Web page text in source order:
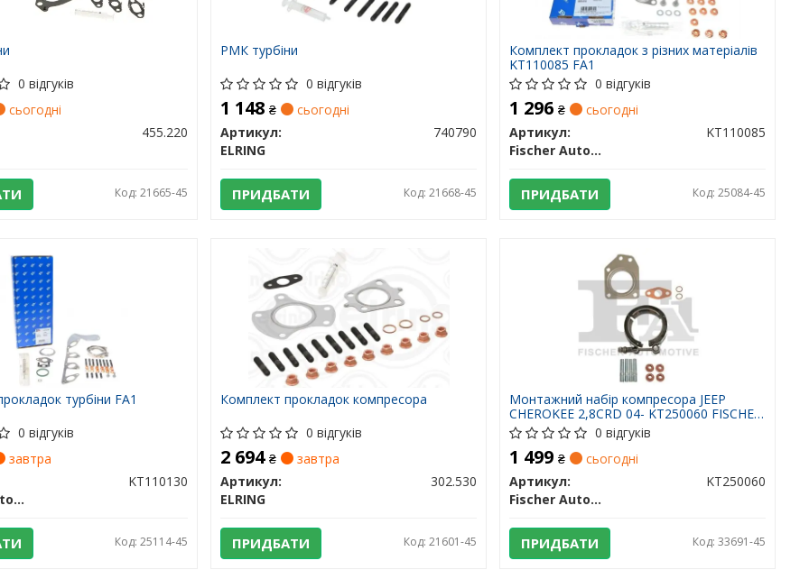
0 відгуків
сьогодні
455.220
Код: 21665-45
РМК турбіни
0 відгуків
1 148₴
сьогодні
Артикул:
740790
ELRING
ПРИДБАТИ Код: 21668-45
Комплект прокладок з різних матеріалів
KT110085 FA1
0 відгуків
1 296₴
сьогодні
Артикул:
KT110085
Fischer Automotive One (FA1)
ПРИДБАТИ Код: 25084-45
турбіни FA1
0 відгуків
завтра
KT110130
Fischer Automotive One (FA1)
Код: 25114-45
Комплект прокладок компресора
0 відгуків
2 694₴
завтра
Артикул:
302.530
ELRING
ПРИДБАТИ Код: 21601-45
Монтажний набір компресора JEEP
CHEROKEE 2,8CRD 04- KT250060 FISCHER
AUTOMOTIVE ONE0 відгуків
1 499₴
сьогодні
Артикул:
KT250060
Fischer Automotive One (FA1)
ПРИДБАТИ Код: 33691-45